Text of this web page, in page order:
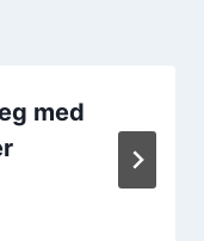
med